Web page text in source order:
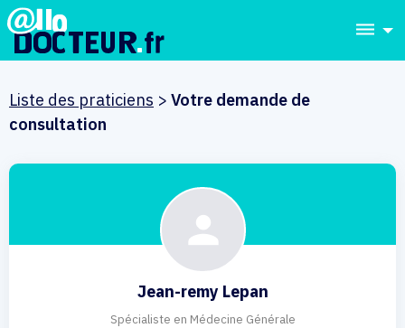
dehaze
Liste des praticiens > Votre demande de
consultation
Jean-remy Lepan
Spécialiste en Médecine Générale